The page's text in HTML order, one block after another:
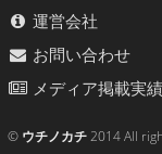
運営会社
お問い合わせ
メディア掲載実績
© ウチノカチ2014 All